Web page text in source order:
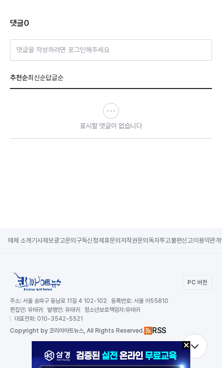
댓글0
댓글을 작성하려면 로그인해주세요
추천순최신순답글순
표시할 댓글이 없습니다
매체 소개 기사제보광고문의 구독신청제휴문의 저작권문의 독자투고불편신고이용약관
PC 버전
주소: 서울 송파구 동남로 11길 4 102-102 등록번호: 서울 아55810
편집인: 유태귀 발행인: 유태귀 청소년보호책임자:유태귀
대표전화: 010-3542-5521
Copyright by 코리아아트뉴스, All Rights Reserved. RSS